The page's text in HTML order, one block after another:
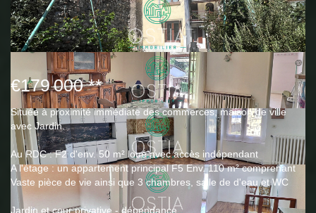
€179 000**
Située à proximité immédiate des commerces, maison de ville
avec Jardin.
Au RDC : F2 d'env. 50 m² loué avec accès indépendant
A l'étage : un appartement principal F5 Env. 110 m² comprenant
Vaste pièce de vie ainsi que 3 chambres, salle de d'eau et WC
Jardin et cour privative - dépendance